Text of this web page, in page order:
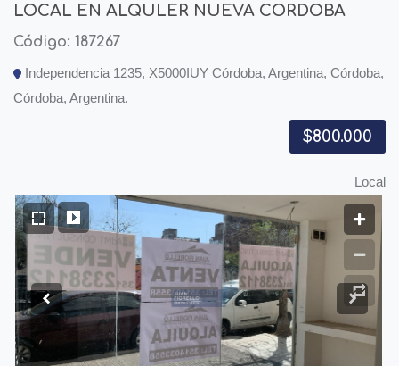
LOCAL EN ALQULER NUEVA CORDOBA
Código: 187267
Independencia 1235, X5000IUY Córdoba, Argentina, Córdoba,
Córdoba, Argentina.
$800.000
Local